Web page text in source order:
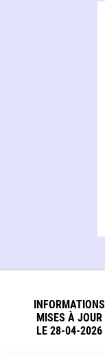
INFORMATIONS
MISES À JOUR
LE 28-04-2026